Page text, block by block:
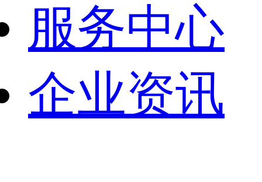
服务中心
企业资讯